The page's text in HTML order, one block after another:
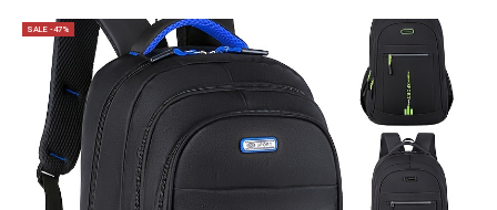
SALE -47%